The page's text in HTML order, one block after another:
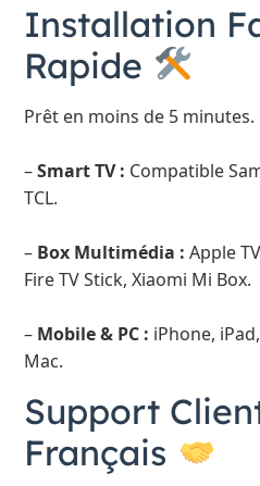
Installation
Rapide
Prêt en moins de 5 minutes.
–Smart TV : Compatible
TCL.
– Box Multimédia : Apple
Fire TV Stick, Xiaomi Mi Box.
– Mobile & PC : iPhone,
Mac.
Support
Français